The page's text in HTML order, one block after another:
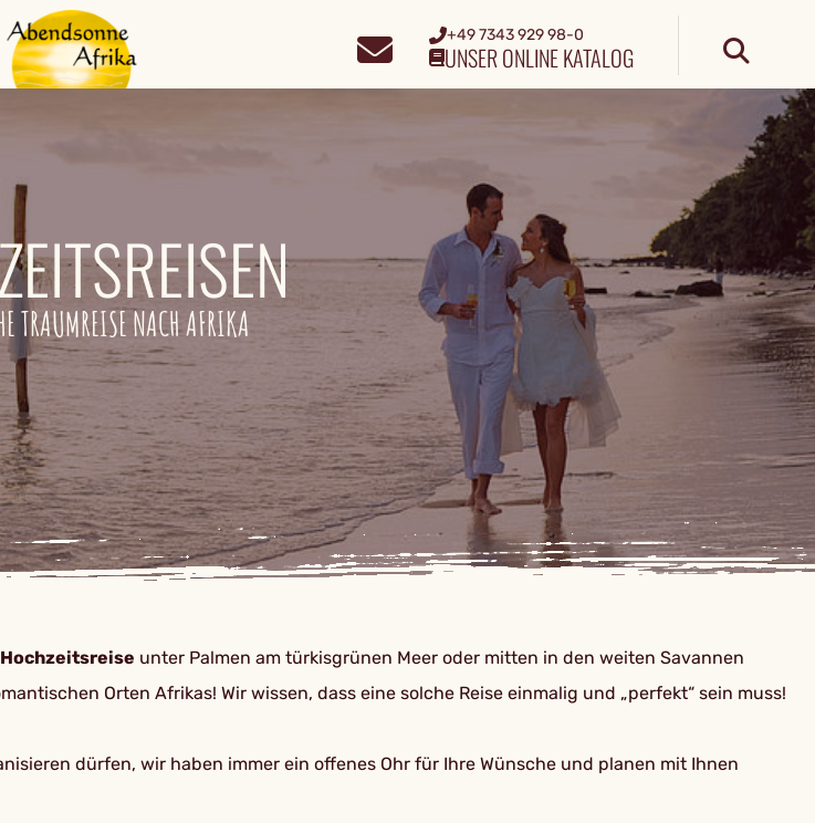
+49 7343 929 98-0
UNSER ONLINE KATALOG
TRAUMREISE NACH AFRIKA
Hochzeitsreise unter Palmen am türkisgrünen Meer oder mitten in den weiten Savannen
Orten Afrikas! Wir wissen, dass eine solche Reise einmalig und „perfekt“ sein muss!
dürfen, wir haben immer ein offenes Ohr für Ihre Wünsche und planen mit Ihnen